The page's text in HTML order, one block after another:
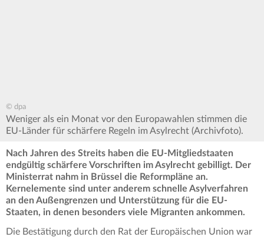
© dpa
Weniger als ein Monat vor den Europawahlen stimmen die
EU-Länder für schärfere Regeln im Asylrecht (Archivfoto).
Nach Jahren des Streits haben die EU-Mitgliedstaaten
endgültig schärfere Vorschriften im Asylrecht gebilligt. Der
Ministerrat nahm in Brüssel die Reformpläne an.
Kernelemente sind unter anderem schnelle Asylverfahren
an den Außengrenzen und Unterstützung für die EU-
Staaten, in denen besonders viele Migranten ankommen.
Die Bestätigung durch den Rat der Europäischen Union war